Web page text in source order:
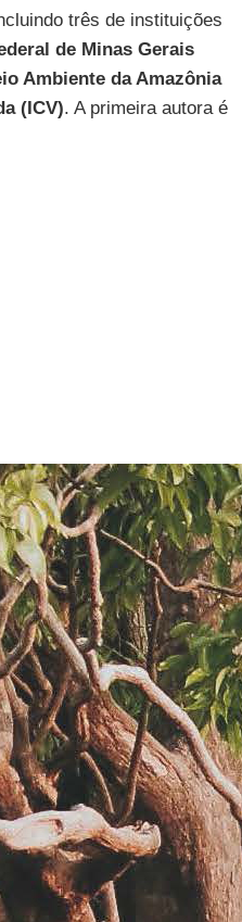
três de instituições
de Minas Gerais
Ambiente da Amazônia
(ICV). A primeira autora é